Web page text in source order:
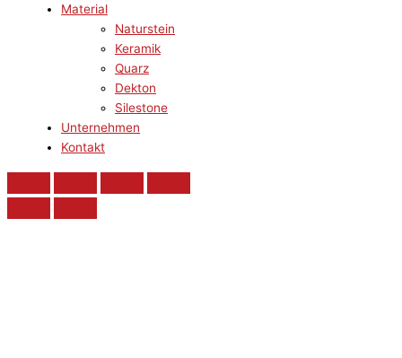
Material
Naturstein
Keramik
Quarz
Dekton
Silestone
Unternehmen
Kontakt